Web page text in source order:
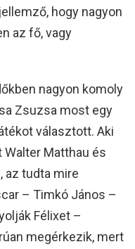
hogy nagyon
az fő, vagy
nagyon komoly
Zsuzsa most egy
választott. Aki
Matthau és
az tudta mire
– Timkó János –
Félixet –
megérkezik, mert